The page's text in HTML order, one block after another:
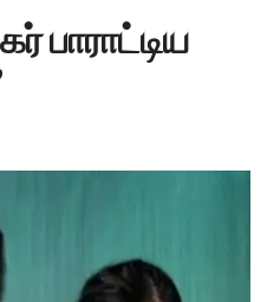
பாராட்டிய